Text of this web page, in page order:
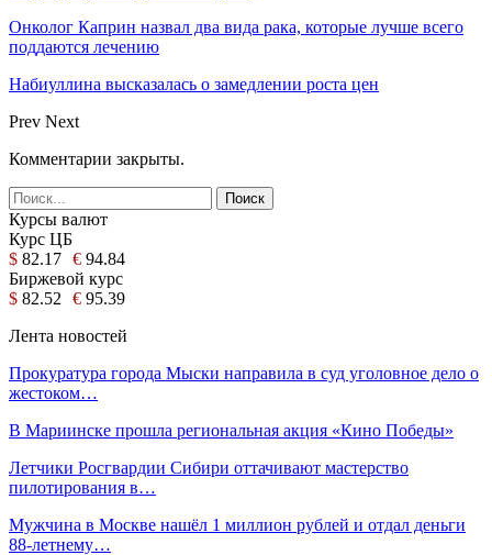
Онколог Каприн назвал два вида рака, которые лучше всего
поддаются лечению
Набиуллина высказалась о замедлении роста цен
Prev Next
Комментарии закрыты.
Курсы валют
Курс ЦБ
$ 82.17 € 94.84
Биржевой курс
$ 82.52 € 95.39
Лента новостей
Прокуратура города Мыски направила в суд уголовное дело о
жестоком…
В Мариинске прошла региональная акция «Кино Победы»
Летчики Росгвардии Сибири оттачивают мастерство
пилотирования в…
Мужчина в Москве нашёл 1 миллион рублей и отдал деньги
88-летнему…